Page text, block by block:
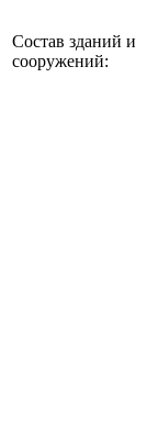
Состав зданий и
сооружений: